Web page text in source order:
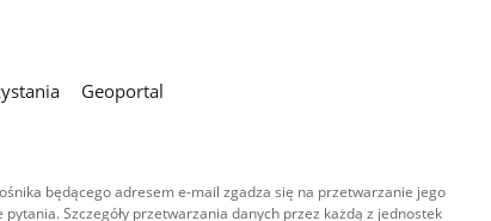
Geoportal
będącego adresem e-mail zgadza się na przetwarzanie jego
Szczegóły przetwarzania danych przez każdą z jednostek